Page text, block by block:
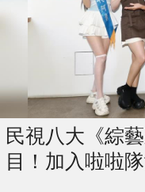
民視八大《綜
目！加入啦啦